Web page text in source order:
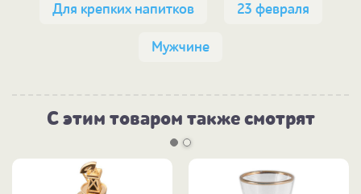
Для крепких напитков 23 февраля
Мужчине
С этим товаром также смотрят